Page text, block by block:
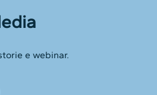
e webinar.